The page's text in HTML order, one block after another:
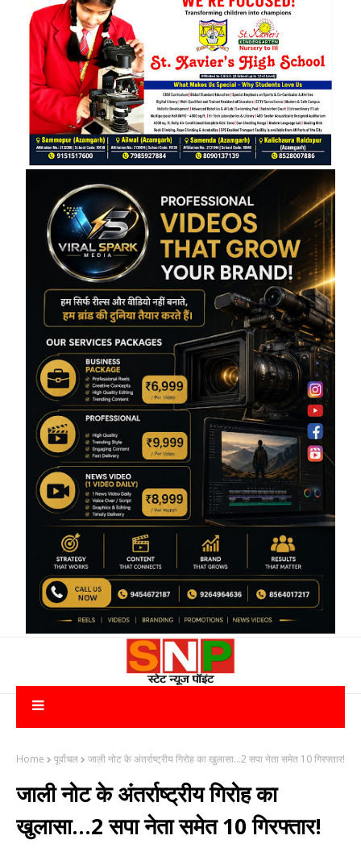
Home पूर्वांचल जाली नोट के अंतर्राष्ट्रीय गिरोह का खुलासा...2 सपा नेता समेत 10 गिरफ्तार!
जाली नोट के अंतर्राष्ट्रीय गिरोह का
खुलासा...2 सपा नेता समेत 10 गिरफ्तार!